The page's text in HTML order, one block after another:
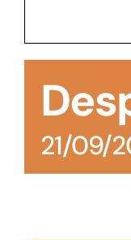
manutenção
21/09/